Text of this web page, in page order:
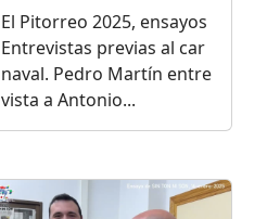
El Pitorreo 2025, ensayos
Entrevistas previas al car
naval. Pedro Martín entre
vista a Antonio...